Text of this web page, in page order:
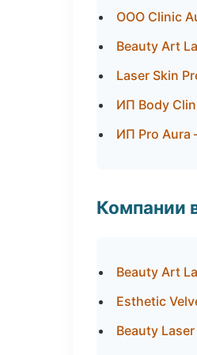
ООО Clinic
Beauty Art
Laser Skin
ИП Body
ИП Pro Aura
Компании
Beauty Art
Esthetic
Beauty